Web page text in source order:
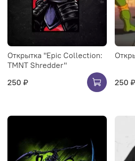
Открытка "Epic Collection:
TMNT Shredder"
250 ₽
250 ₽